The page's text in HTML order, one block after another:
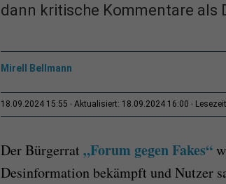
dann kritische Kommentare als
Mirell Bellmann
18.09.2024 15:55 Aktualisiert: 18.09.2024 16:00
Der Bürgerrat „Forum gegen Fakes“
Desinformation bekämpft und Nutzer